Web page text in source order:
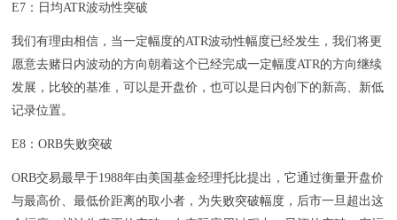
E7：日均ATR波动性突破
我们有理由相信，当一定幅度的ATR波动性幅度已经发生，我们将更
愿意去赌日内波动的方向朝着这个已经完成一定幅度ATR的方向继续
发展，比较的基准，可以是开盘价，也可以是日内创下的新高、新低
记录位置。
E8：ORB失败突破
ORB交易最早于1988年由美国基金经理托比提出，它通过衡量开盘价
与最高价、最低价距离的取小者，为失败突破幅度，后市一旦超出这